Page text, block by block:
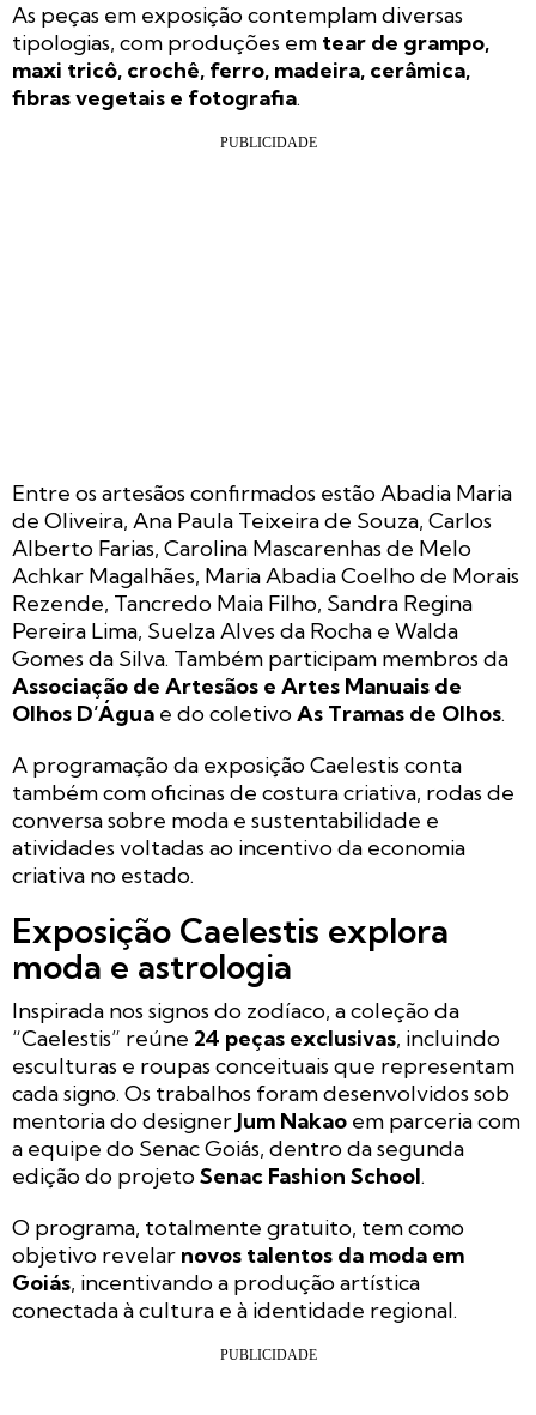
As peças em exposição contemplam diversas
tipologias, com produções em tear de grampo,
maxi tricô, crochê, ferro, madeira, cerâmica,
fibras vegetais e fotografia.
Entre os artesãos confirmados estão Abadia Maria
de Oliveira, Ana Paula Teixeira de Souza, Carlos
Alberto Farias, Carolina Mascarenhas de Melo
Achkar Magalhães, Maria Abadia Coelho de Morais
Rezende, Tancredo Maia Filho, Sandra Regina
Pereira Lima, Suelza Alves da Rocha e Walda
Gomes da Silva. Também participam membros da
Associação de Artesãos e Artes Manuais de
Olhos D’Água e do coletivoAs Tramas de Olhos.
A programação da exposição Caelestis conta
também com oficinas de costura criativa, rodas de
conversa sobre moda e sustentabilidade e
atividades voltadas ao incentivo da economia
criativa no estado.
Exposição Caelestis explora
moda e astrologia
Inspirada nos signos do zodíaco, a coleção da
“Caelestis” reúne 24 peças exclusivas, incluindo
esculturas e roupas conceituais que representam
cada signo. Os trabalhos foram desenvolvidos sob
mentoria do designerJum Nakao em parceria com
a equipe do Senac Goiás, dentro da segunda
edição do projetoSenac Fashion School.
O programa, totalmente gratuito, tem como
objetivo revelar novos talentos da moda em
Goiás, incentivando a produção artística
conectada à cultura e à identidade regional.